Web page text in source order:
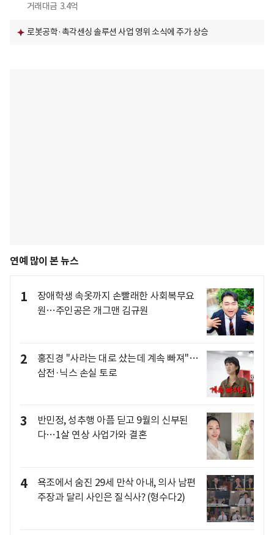
거래대금 3.4억
로봇공학·촉각센싱 솔루션 사업 영위 소식에 주가 상승
연예 많이 본 뉴스
1
장애학생 속옷까지 손빨래한 사회복무요
원…주인공은 개그맨 김규원
2
홍진경 "사라는 대로 샀는데 계속 빠져"…
삼전·닉스 손실 토로
3
반민정, 성추행 아픔 딛고 9월의 신부된
다…1살 연상 사업가와 결혼
4
욕조에서 숨진 29세 만삭 아내, 의사 남편
주장과 달리 사인은 질식사? (형수다2)